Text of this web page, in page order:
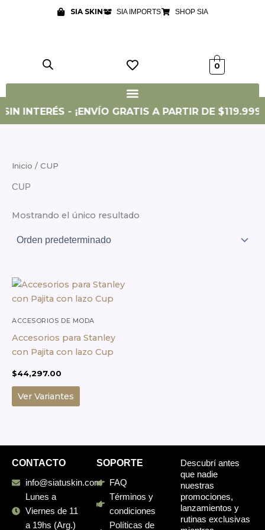
SIA SKIN SIA IMPORTS SHOP SIA
0
INTERÉS - ¡ENVÍO GRATIS A PARTIR DE $119.999!
Inicio / CUP
CUP
Mostrando el único resultado
ACCESORIOS DE MODA
Accesorios para Stanley
con Pajita con lazo Cup
$44,297.00
Ver Variantes
producto
tiene
múltiples
variantes.
pueden
elegir
página
CONTACTO
info@siatuskin.com
Lunes a
Viernes de 11
a 19hs (Arg.)
SOPORTE
FAQ
Términos y
condiciones
Políticas de
Descubrí antes
que nadie
nuestras
promociones,
lanzamientos y
rutinas exclusivas